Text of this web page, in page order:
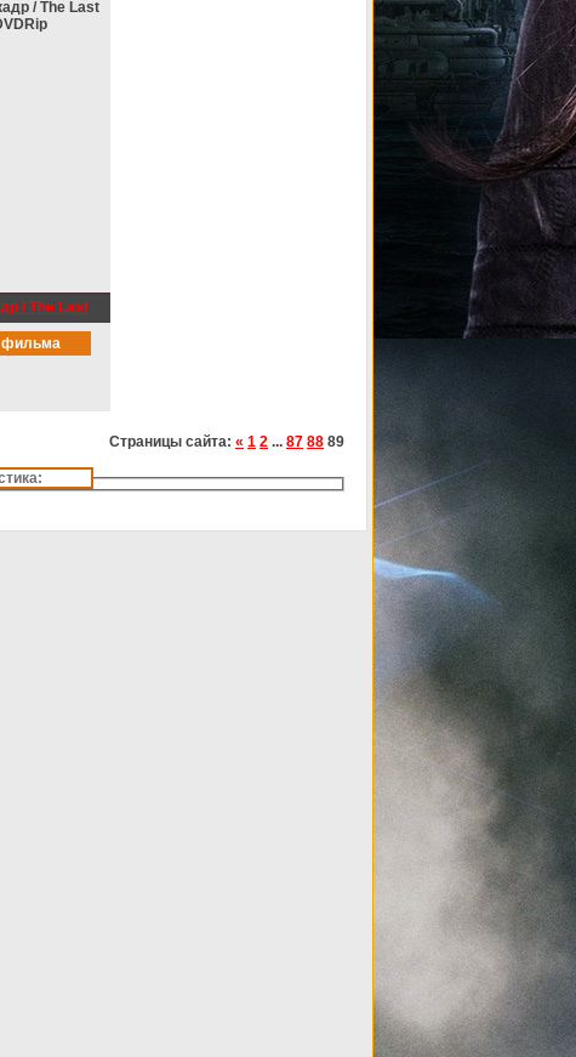
/ The Last
фильма
Страницы сайта: « 1 2 ... 87 88 89